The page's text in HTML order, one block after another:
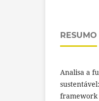
RESUMO
Analisa a
framework